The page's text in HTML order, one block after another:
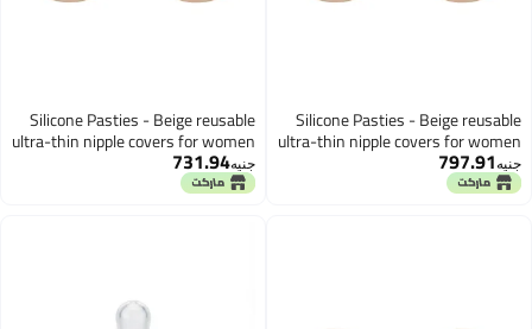
Silicone Pasties - Beige
ultra-thin nipple covers
with safe non-
technology, convenient
Silicone Pasties - Beige reusable
ultra-thin nipple covers for women
with safe non-adhesive
technology, convenient two pack
731.94